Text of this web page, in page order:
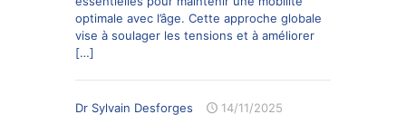
optimale avec l’âge. Cette approche globale
vise à soulager les tensions et à améliorer
[…]
Dr Sylvain Desforges 14/11/2025